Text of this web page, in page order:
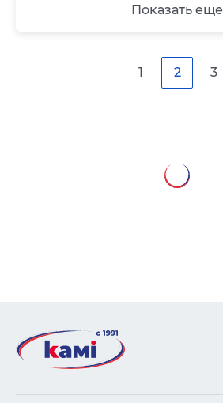
Показать еще
1 2 3